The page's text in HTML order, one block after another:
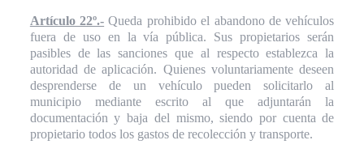
Artículo 22º.- Queda prohibido el abandono de vehículos
fuera de uso en la vía pública. Sus propietarios serán
pasibles de las sanciones que al respecto establezca la
autoridad de aplicación. Quienes voluntariamente deseen
desprenderse de un vehículo pueden solicitarlo al
municipio mediante escrito al que adjuntarán la
documentación y baja del mismo, siendo por cuenta de
propietario todos los gastos de recolección y transporte.